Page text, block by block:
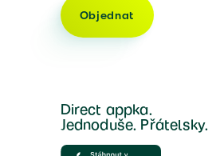
Objednat
Direct appka.
Jednoduše. Přátelsky.